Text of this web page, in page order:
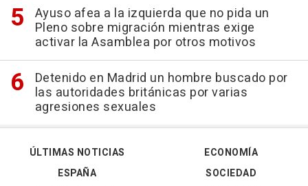
Ayuso afea a la izquierda que no pida un
Pleno sobre migración mientras exige
activar la Asamblea por otros motivos
Detenido en Madrid un hombre buscado por
las autoridades británicas por varias
agresiones sexuales
ÚLTIMAS NOTICIAS
ESPAÑA
ECONOMÍA
SOCIEDAD